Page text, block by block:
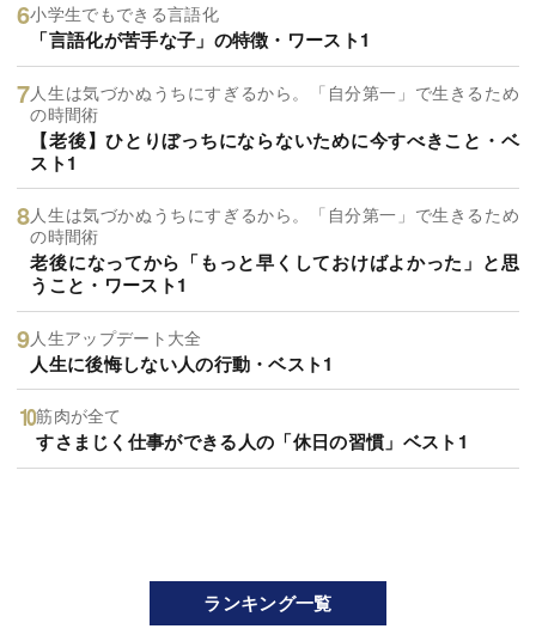
小学生でもできる言語化
「言語化が苦手な子」の特徴・ワースト1
人生は気づかぬうちにすぎるから。「自分第一」で生きるため
の時間術
【老後】ひとりぼっちにならないために今すべきこと・ベ
スト1
人生は気づかぬうちにすぎるから。「自分第一」で生きるため
の時間術
老後になってから「もっと早くしておけばよかった」と思
うこと・ワースト1
人生アップデート大全
人生に後悔しない人の行動・ベスト1
筋肉が全て
すさまじく仕事ができる人の「休日の習慣」ベスト1
ランキング一覧